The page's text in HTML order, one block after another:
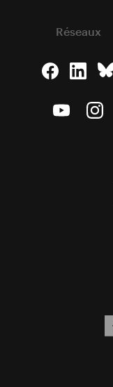
Réseaux